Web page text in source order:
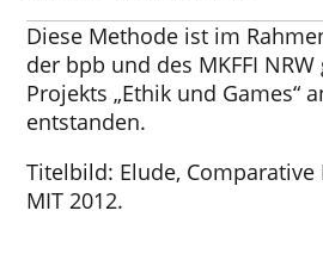
Diese Methode ist im
der bpb und des MKFFI
Projekts „Ethik und Games“
entstanden.
Titelbild: Elude,
MIT 2012.